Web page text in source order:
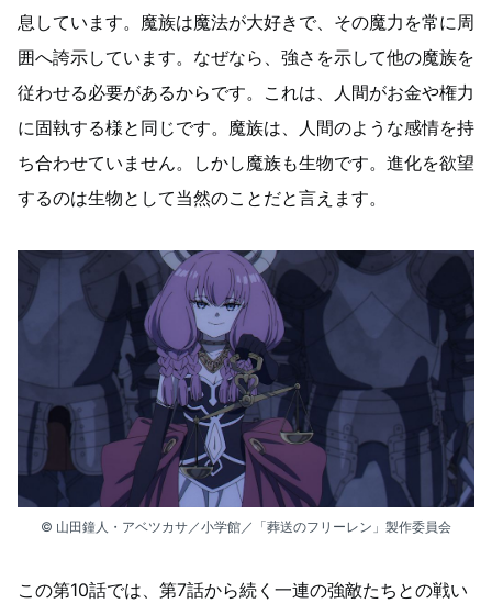
息しています。魔族は魔法が大好きで、その魔力を常に周
囲へ誇示しています。なぜなら、強さを示して他の魔族を
従わせる必要があるからです。これは、人間がお金や権力
に固執する様と同じです。魔族は、人間のような感情を持
ち合わせていません。しかし魔族も生物です。進化を欲望
するのは生物として当然のことだと言えます。
© 山田鐘人・アベツカサ／小学館／「葬送のフリーレン」製作委員会
この第10話では、第7話から続く一連の強敵たちとの戦い